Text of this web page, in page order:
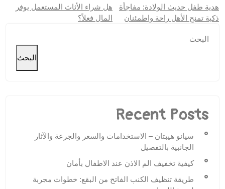
تصفّح
المقالات
هل شراء الأثاث المستعمل يوفر
المال فعلاً؟
هدية طفل حديث الولادة: مفاجأة
ذكية تمنح الأهل راحة واطمئنان
البحث
البحث
Recent Posts
سيانو هيبتان – الاستخدامات والسعر والجرعة والآثار
الجانبية بالتفصيل
كيفية تخفيف الم الاذن عند الاطفال بأمان
طريقة تنظيف الكنب الفاتح من البقع: خطوات مجربة